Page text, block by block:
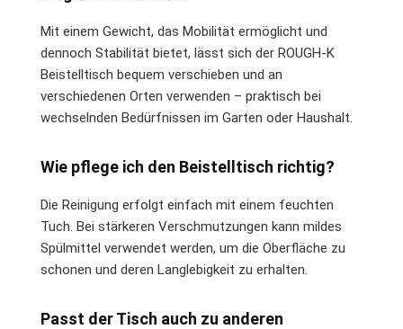
Mit einem Gewicht, das Mobilität ermöglicht und
dennoch Stabilität bietet, lässt sich der ROUGH-K
Beistelltisch bequem verschieben und an
verschiedenen Orten verwenden – praktisch bei
wechselnden Bedürfnissen im Garten oder Haushalt.
Wie pflege ich den Beistelltisch richtig?
Die Reinigung erfolgt einfach mit einem feuchten
Tuch. Bei stärkeren Verschmutzungen kann mildes
Spülmittel verwendet werden, um die Oberfläche zu
schonen und deren Langlebigkeit zu erhalten.
Passt der Tisch auch zu anderen